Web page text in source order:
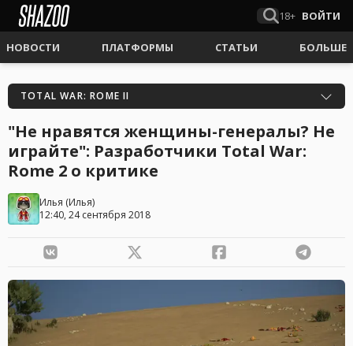
18+ ВОЙТИ
НОВОСТИ ПЛАТФОРМЫ СТАТЬИ БОЛЬШЕ
TOTAL WAR: ROME II
"Не нравятся женщины-генералы? Не
играйте": Разработчики Total War:
Rome 2 о критике
Илья (Илья)
12:40, 24 сентября 2018